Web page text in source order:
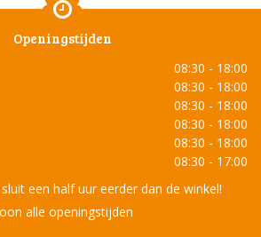
Openingstijden
08:30 - 18:00
08:30 - 18:00
08:30 - 18:00
08:30 - 18:00
08:30 - 18:00
08:30 - 17:00
een half uur eerder dan de winkel!
alle openingstijden